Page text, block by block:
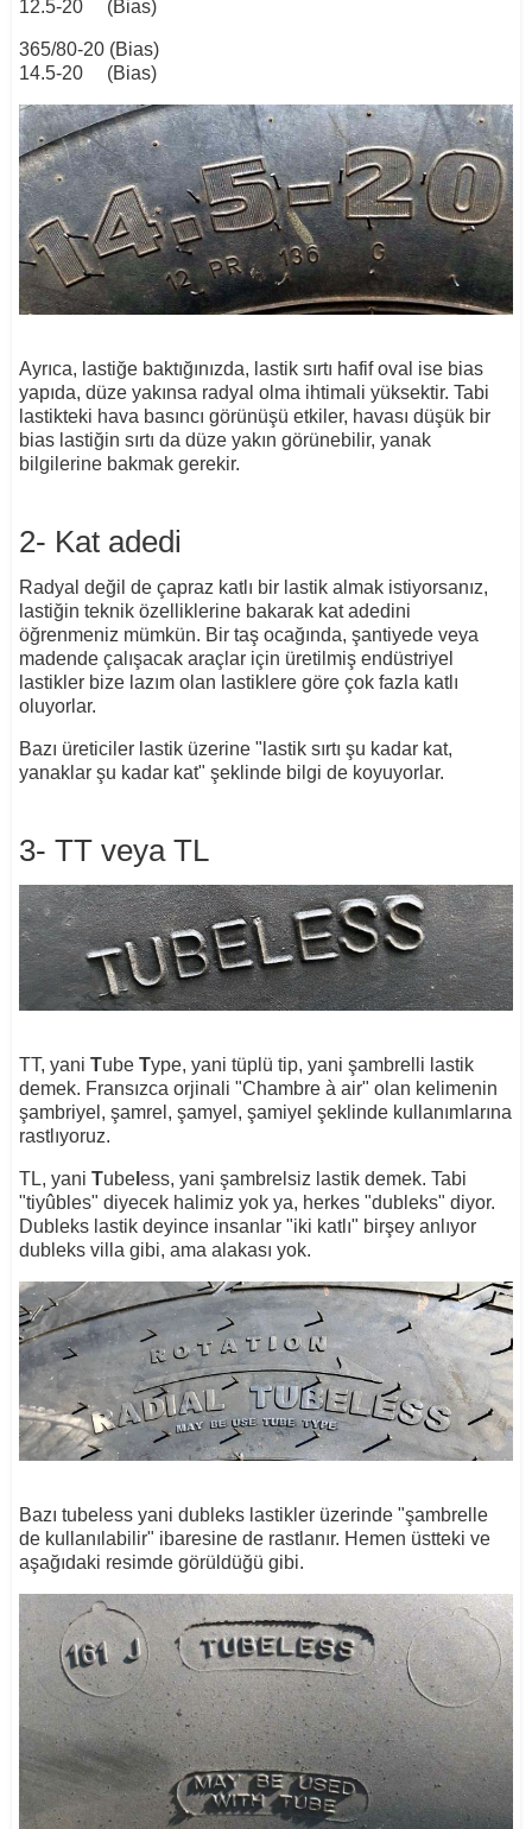
12.5-20 (Bias)
365/80-20 (Bias)
14.5-20 (Bias)
Ayrıca, lastiğe baktığınızda, lastik sırtı hafif oval ise bias
yapıda, düze yakınsa radyal olma ihtimali yüksektir. Tabi
lastikteki hava basıncı görünüşü etkiler, havası düşük bir
bias lastiğin sırtı da düze yakın görünebilir, yanak
bilgilerine bakmak gerekir.
2- Kat adedi
Radyal değil de çapraz katlı bir lastik almak istiyorsanız,
lastiğin teknik özelliklerine bakarak kat adedini
öğrenmeniz mümkün. Bir taş ocağında, şantiyede veya
madende çalışacak araçlar için üretilmiş endüstriyel
lastikler bize lazım olan lastiklere göre çok fazla katlı
oluyorlar.
Bazı üreticiler lastik üzerine "lastik sırtı şu kadar kat,
yanaklar şu kadar kat" şeklinde bilgi de koyuyorlar.
3- TT veya TL
TT, yani Tube Type, yani tüplü tip, yani şambrelli lastik
demek. Fransızca orjinali "Chambre à air" olan kelimenin
şambriyel, şamrel, şamyel, şamiyel şeklinde kullanımlarına
rastlıyoruz.
TL, yani Tubel ess, yani şambrelsiz lastik demek. Tabi
"tiyûbles" diyecek halimiz yok ya, herkes "dubleks" diyor.
Dubleks lastik deyince insanlar "iki katlı" birşey anlıyor
dubleks villa gibi, ama alakası yok.
Bazı tubeless yani dubleks lastikler üzerinde "şambrelle
de kullanılabilir" ibaresine de rastlanır. Hemen üstteki ve
aşağıdaki resimde görüldüğü gibi.